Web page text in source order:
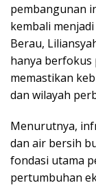
pembangunan
kembali
Berau,
hanya berfokus
memastikan
dan wilayah
Menurutnya,
dan air bersih
fondasi utama
pertumbuhan